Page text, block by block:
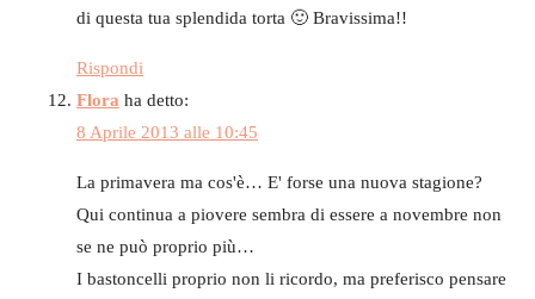
di questa tua splendida torta 🙂 Bravissima!!
Rispondi
Flora ha detto:
8 Aprile 2013 alle 10:45
La primavera ma cos'è… E' forse una nuova stagione?
Qui continua a piovere sembra di essere a novembre non
se ne può proprio più…
I bastoncelli proprio non li ricordo, ma preferisco pensare